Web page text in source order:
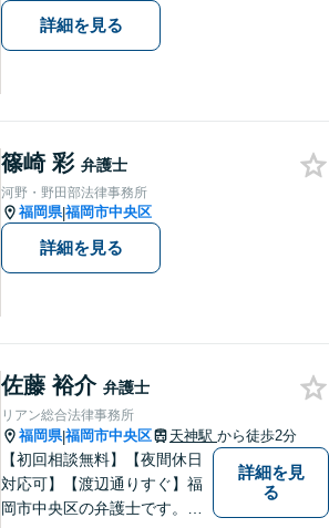
詳細を見る
篠崎 彩 弁護士
河野・野田部法律事務所
福岡県|福岡市中央区
詳細を見る
佐藤 裕介 弁護士
リアン総合法律事務所
福岡県|福岡市中央区 天神駅 から徒歩2分
【初回相談無料】【夜間休日
対応可】【渡辺通りすぐ】福
岡市中央区の弁護士です。天
詳細を見
る